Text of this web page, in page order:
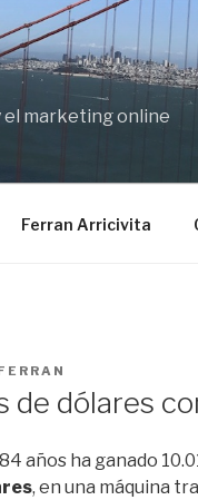
el marketing online
Ferran Arricivita
de dólares
años ha ganado
, en una máquina